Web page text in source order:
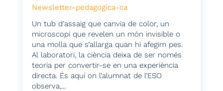
Newsletter-pedagogica-ca
Un tub d’assaig que canvia de color, un
microscopi que revelen un món invisible o
una molla que s’allarga quan hi afegim pes.
Al laboratori, la ciència deixa de ser només
teoria per convertir-se en una experiència
directa. És aquí on l’alumnat de l’ESO
observa,...